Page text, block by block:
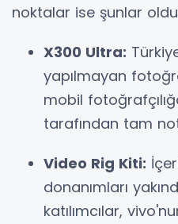
noktalar ise şunlar
X300 Ultra:
yapılmayan
mobil
tarafından tam
Video Rig Kiti:
donanımları
katılımcılar,